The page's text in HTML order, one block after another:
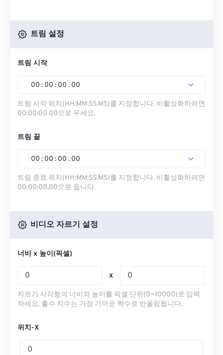
트림 설정
트림 시작
00 : 00 : 00 . 00
트림 시작 위치(HH:MM:SS.MS)를 지정합니다. 비활성화하려면
00:00:00.00으로 두세요.
트림 끝
00 : 00 : 00 . 00
트림 종료 위치(HH:MM:SS.MS)를 지정합니다. 비활성화하려면
00:00:00.00으로 둡니다.
비디오 자르기 설정
너비 x 높이(픽셀)
x
자르기 사각형의 너비와 높이를 픽셀 단위(0~10000)로 입력
하세요. 홀수 치수는 가장 가까운 짝수로 반올림됩니다.
위치-X